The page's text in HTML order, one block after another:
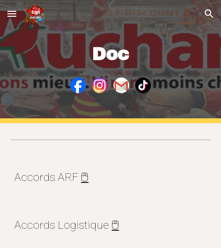
Skip to main content Skip to navigation
Doc
Accords ARF 🖱️
Accords Logistique 🖱️